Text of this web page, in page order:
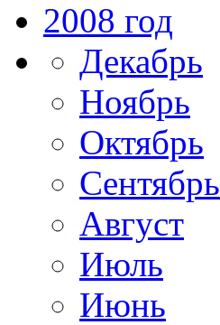
2008 год
Декабрь
Ноябрь
Октябрь
Сентябрь
Август
Июль
Июнь